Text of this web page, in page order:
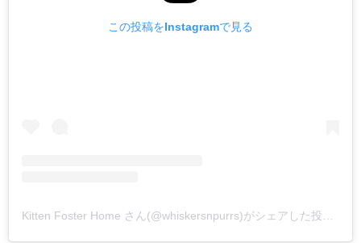
この投稿をInstagramで見る